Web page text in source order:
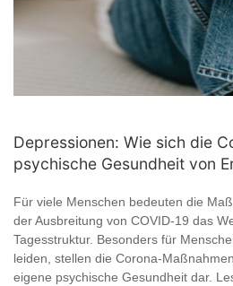
Depressionen: Wie sich die
psychische Gesundheit von
Für viele Menschen bedeuten die
der Ausbreitung von COVID-19 das
Tagesstruktur. Besonders für
leiden, stellen die Corona-
eigene psychische Gesundheit dar.